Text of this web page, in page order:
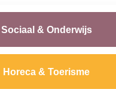
Sociaal & Onderwijs
Horeca & Toerisme